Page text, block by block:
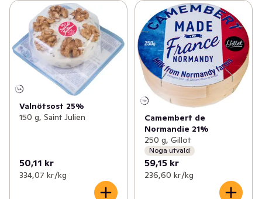
Valnötsost 25%
150 g, Saint Julien
50,11 kr
334,07 kr /kg
Camembert de
Normandie 21%
250 g, Gillot
Noga utvald
59,15 kr
236,60 kr /kg